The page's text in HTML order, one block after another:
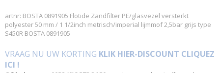
artnr: BOSTA 0891905 Flotide Zandfilter PE/glasvezel versterkt
polyester 50 mm / 1 1/2inch metrisch/imperial lijmmof 2,5bar grijs type
S450R BOSTA 0891905
VRAAG NU UW KORTING KLIK HIER-DISCOUNT CLIQUEZ
ICI !